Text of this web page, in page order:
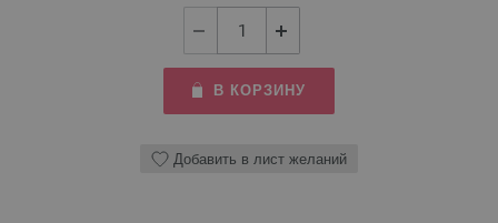
В КОРЗИНУ
Добавить в лист желаний